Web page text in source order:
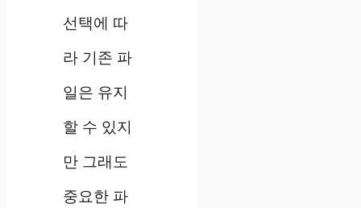
선택에 따
라 기존 파
일은 유지
할 수 있지
만 그래도
중요한 파